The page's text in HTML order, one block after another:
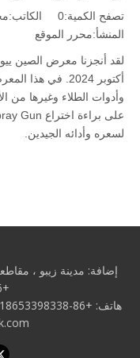
تصفح الكمية:0
المنشأ:محرر الموقع
أكتوبر 2024.
وأدوات الطلاء وغيرها من
لسعره وأدائه الجيدين.
إضافة: مدينة زيبو ،
+86-18653398338
هاتف: +86-18653398338 البريد الإلكتروني: